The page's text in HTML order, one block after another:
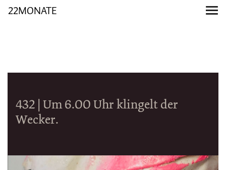
22MONATE
432 | Um 6.00 Uhr klingelt der
Wecker.